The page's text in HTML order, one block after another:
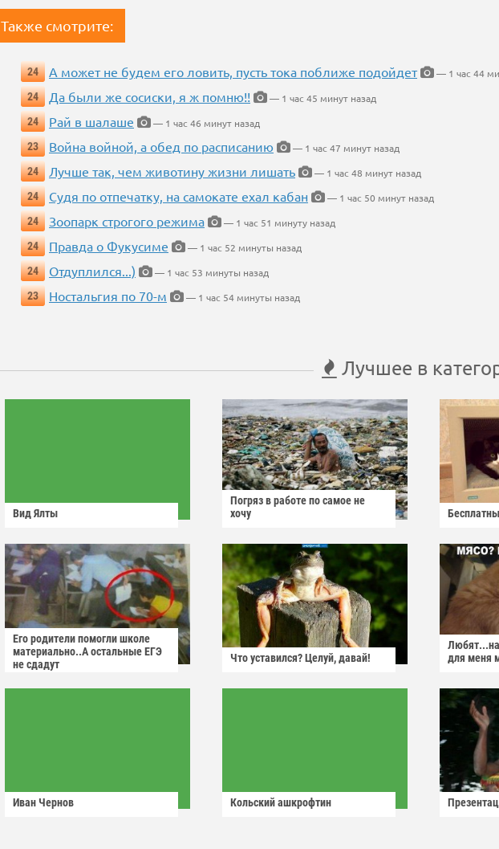
Также смотрите:
24 А может не будем его ловить, пусть тока поближе подойдет
— 1 час 44
24
Да были же сосиски, я ж помню!!
— 1 час 45 минут назад
24
Рай в шалаше
— 1 час 46 минут назад
23
Война войной, а обед по расписанию
— 1 час 47 минут назад
24
Лучше так, чем животину жизни лишать
— 1 час 48 минут назад
24
Судя по отпечатку, на самокате ехал кабан
— 1 час 50 минут назад
24
Зоопарк строгого режима
— 1 час 51 минуту назад
24
Правда о Фукусиме
— 1 час 52 минуты назад
24
Отдуплился...)
— 1 час 53 минуты назад
23
Ностальгия по 70-м — 1 час 54 минуты назад
Лучшее в
Вид Ялты
Погряз в работе по самое не
хочу
Его родители помогли школе
материально..А остальные ЕГЭ
не сдадут
Что уставился? Целуй, давай!
для меня
Иван Чернов Кольский ашкрофтин